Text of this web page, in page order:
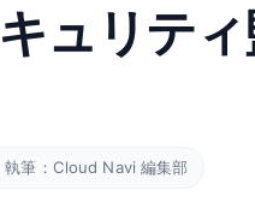
ュリテ
執筆：Cloud Navi 編集部